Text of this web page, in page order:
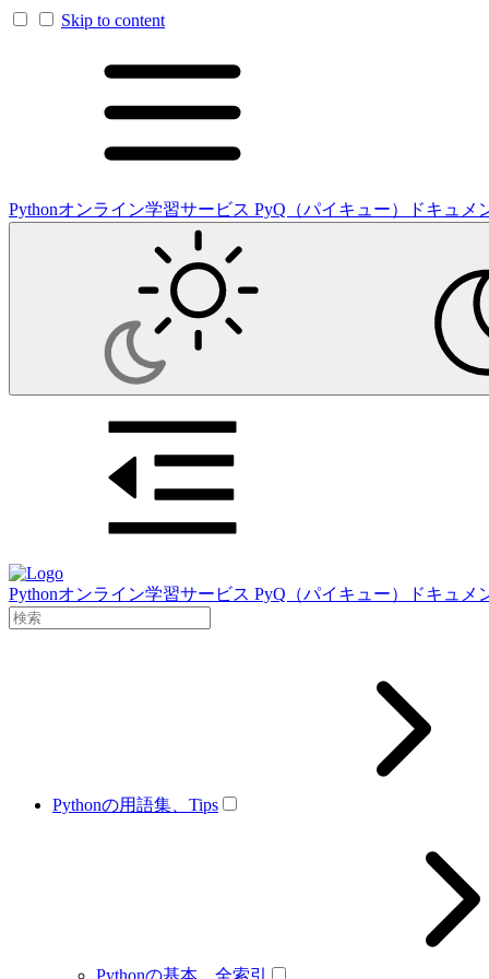
Skip to content
Pythonオンライン学習サービス PyQ（パイキュー）ドキュメ
Pythonオンライン学習サービス PyQ（パイキュー）ドキュメ
Pythonの用語集、Tips
Pythonの基本、全索引